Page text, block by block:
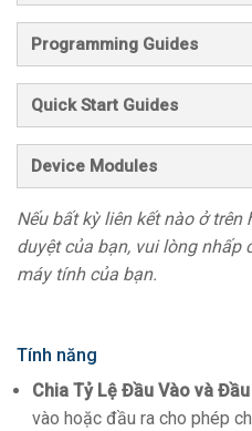
Programming Guides
Quick Start Guides
Device Modules
Nếu bất kỳ liên kết nào ở
duyệt của bạn, vui lòng nhấp
máy tính của bạn.
Tính năng
Chia Tỷ Lệ Đầu Vào và Đầu
vào hoặc đầu ra cho phép